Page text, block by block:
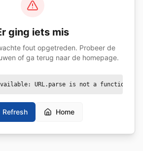
ging iets mis
fout opgetreden. Probeer de
of ga terug naar de homepage.
URL.parse is not a function
Refresh Home